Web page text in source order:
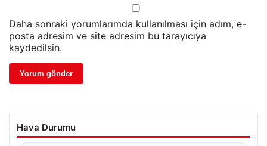
Daha sonraki yorumlarımda kullanılması için adım, e-
posta adresim ve site adresim bu tarayıcıya
kaydedilsin.
Hava Durumu